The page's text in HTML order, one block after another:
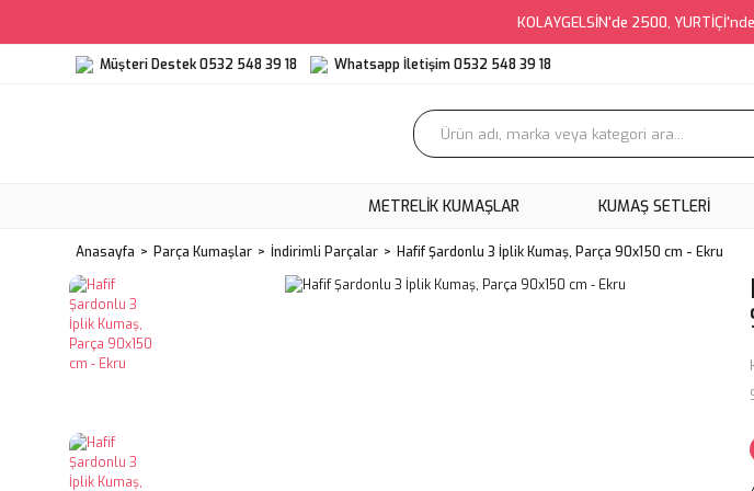
KOLAYGELSİN'de 2500,
Müşteri Destek 0532 548 39 18 Whatsapp İletişim 0532 548 39 18
METRELIK KUMAŞLAR KUMAŞ SETLERI
Anasayfa Parça Kumaşlar İndirimli Parçalar Hafif Şardonlu 3 İplik Kumaş, Parça 90x150 cm - Ekru